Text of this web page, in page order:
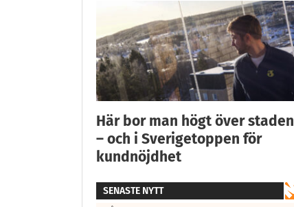
Här bor man högt över staden
– och i Sverigetoppen för
kundnöjdhet
SENASTE NYTT